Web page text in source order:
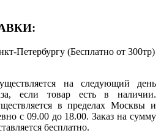
Петербургу (Бесплатно от 300тр)
на следующий день
если товар есть в наличии.
в пределах Москвы и
с 09.00 до 18.00. Заказ на сумму
бесплатно.